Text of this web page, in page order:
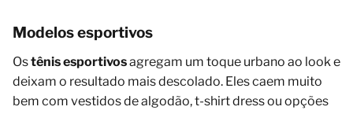
Modelos esportivos
Ostênis esportivosagregam um toque urbano ao look e
deixam o resultado mais descolado. Eles caem muito
bem com vestidos de algodão, t-shirt dress ou opções